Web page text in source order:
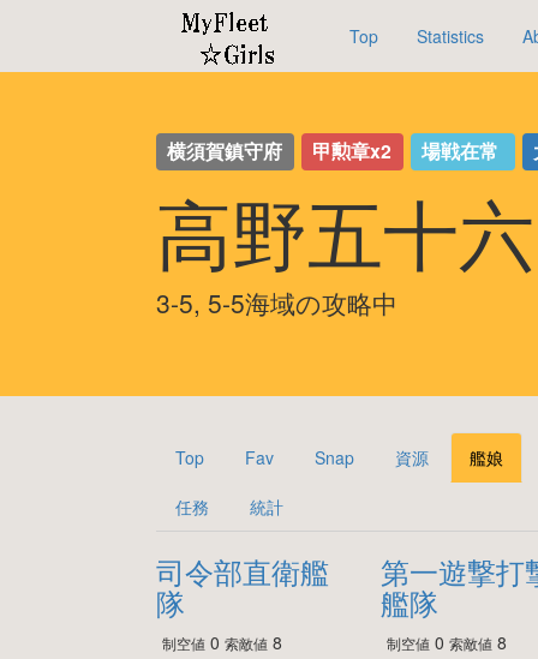
Top Statistics
横須賀鎮守府 甲勲章x2 場戦在常
高野五十
3-5, 5-5海域の攻略中
Top Fav Snap 資源 艦娘
任務 統計
司令部直衛艦
隊
制空値 0 索敵値 8
第一遊撃打
艦隊
制空値 0索敵値 8